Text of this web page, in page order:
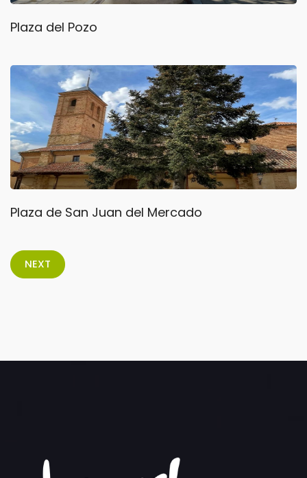
Plaza del Pozo
Plaza de San Juan del Mercado
NEXT